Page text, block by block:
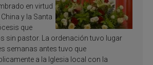
en virtud
y la Santa
que
sin pastor. La ordenación tuvo lugar
semanas antes tuvo que
a la Iglesia local con la